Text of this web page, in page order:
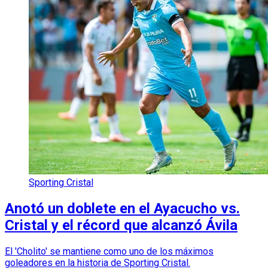
Sporting Cristal
Anotó un doblete en el Ayacucho vs.
Cristal y el récord que alcanzó Ávila
El 'Cholito' se mantiene como uno de los máximos
goleadores en la historia de Sporting Cristal.